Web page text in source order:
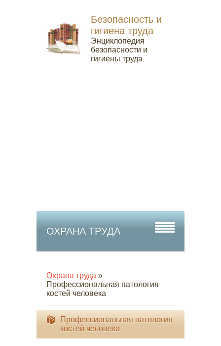
Безопасность и
гигиена труда
Энциклопедия
безопасности и
гигиены труда
ОХРАНА ТРУДА
Охрана труда »
Профессиональная патология
костей человека
Профессиональная патология
костей человека